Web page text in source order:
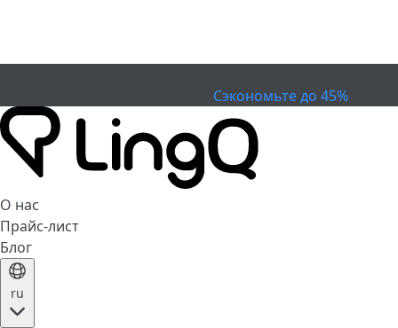
Сэкономьте до 45%
О нас
Прайс-лист
Блог
ru